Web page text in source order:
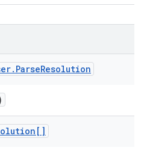
. ParseResolution